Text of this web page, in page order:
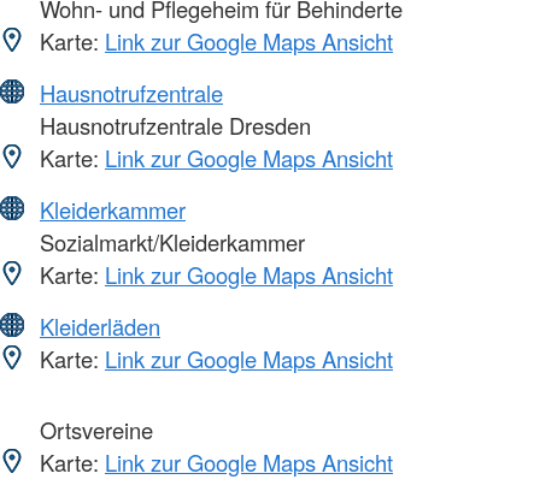
Wohn- und Pflegeheim für Behinderte
Karte: Link zur Google Maps Ansicht
Hausnotrufzentrale
Hausnotrufzentrale Dresden
Karte: Link zur Google Maps Ansicht
Kleiderkammer
Sozialmarkt/Kleiderkammer
Karte: Link zur Google Maps Ansicht
Kleiderläden
Karte: Link zur Google Maps Ansicht
Ortsvereine
Karte: Link zur Google Maps Ansicht